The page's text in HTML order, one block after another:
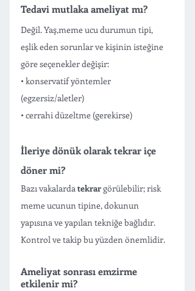
Tedavi mutlaka ameliyat mı?
Değil. Yaş,meme ucu durumun tipi,
eşlik eden sorunlar ve kişinin isteğine
göre seçenekler değişir:
• konservatif yöntemler
(egzersiz/aletler)
• cerrahi düzeltme (gerekirse)
İleriye dönük olarak tekrar içe
döner mi?
Bazı vakalarda tekrar görülebilir; risk
meme ucunun tipine, dokunun
yapısına ve yapılan tekniğe bağlıdır.
Kontrol ve takip bu yüzden önemlidir.
Ameliyat sonrası emzirme
etkilenir mi?